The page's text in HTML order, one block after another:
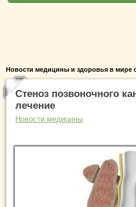
Новости медицины и здоровья в мире
Стеноз позвоночного
лечение
Новости медицины